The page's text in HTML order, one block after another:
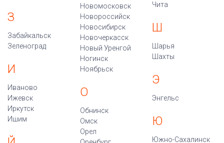
З
Забайкальск
Зеленоград
И
Иваново
Ижевск
Иркутск
Ишим
Новомосковск
Новороссийск
Новосибирск
Новочеркасск
Новый Уренгой
Ногинск
Ноябрьск
О
Обнинск
Омск
Орел
Чита
Ш
Шарья
Шахты
Э
Энгельс
Ю
Южно-Сахалинск